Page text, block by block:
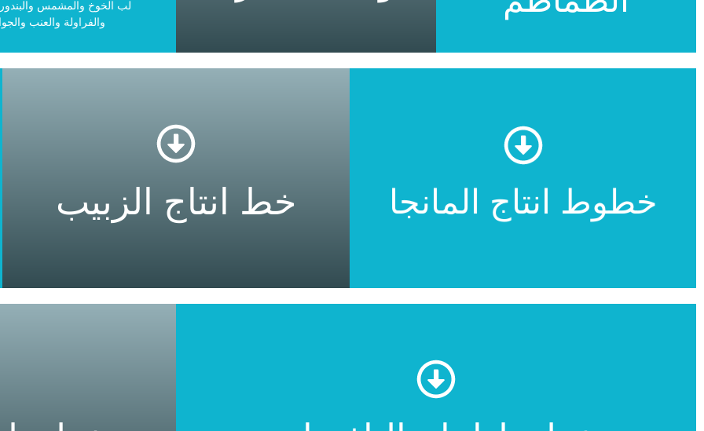
لب الخوخ والمشمس
والفراولة والعنب
خطوط انتاج المانجا
خطوط انتاج المانجا
للمزيد
خط انتاج الزبيب
خط انتاج الزبيب
للمزيد
للمزيد